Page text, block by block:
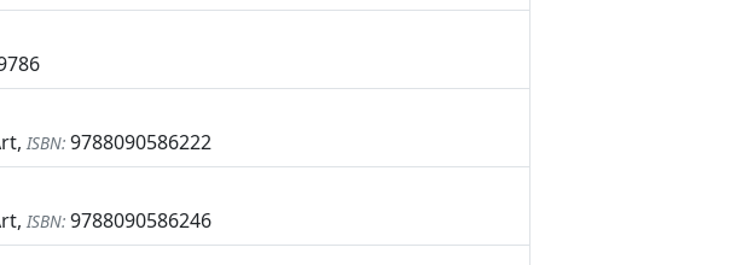
ISBN: 9788090586222
ISBN: 9788090586246